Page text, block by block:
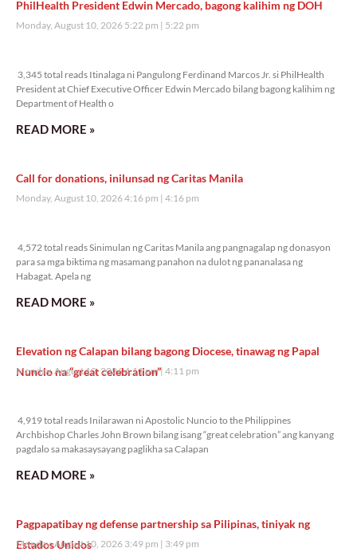
PhilHealth President Edwin Mercado, bagong kalihim ng DOH
Monday, August 10, 2026 5:22 pm 5:22 pm
3,345 total reads Itinalaga ni Pangulong Ferdinand Marcos Jr. si PhilHealth
President at Chief Executive Officer Edwin Mercado bilang bagong kalihim ng
Department of Health o
READ MORE »
Call for donations, inilunsad ng Caritas Manila
Monday, August 10, 2026 4:16 pm 4:16 pm
4,572 total reads Sinimulan ng Caritas Manila ang pangnagalap ng donasyon
para sa mga biktima ng masamang panahon na dulot ng pananalasa ng
Habagat. Apela ng
READ MORE »
Elevation ng Calapan bilang bagong Diocese, tinawag ng Papal
Nuncio na “great celebration”
Monday, August 10, 2026 4:11 pm 4:11 pm
4,919 total reads Inilarawan ni Apostolic Nuncio to the Philippines
Archbishop Charles John Brown bilang isang “great celebration” ang kanyang
pagdalo sa makasaysayang paglikha sa Calapan
READ MORE »
Pagpapatibay ng defense partnership sa Pilipinas, tiniyak ng
Estados Unidos
Monday, August 10, 2026 3:49 pm 3:49 pm